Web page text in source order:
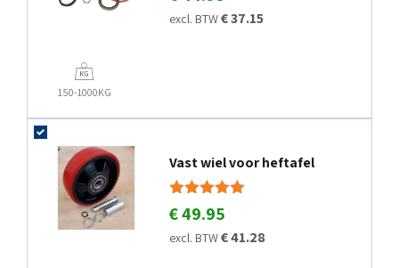
excl. BTW€ 37.15
150-1000KG
Vast wiel voor heftafel
Gewaardeerd
5.00
uit 5
€ 49.95
excl. BTW€ 41.28